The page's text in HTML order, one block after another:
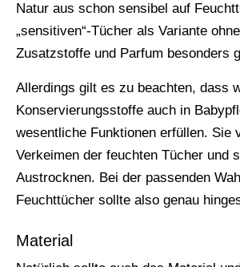
Natur aus schon sensibel auf
„sensitiven“-Tücher als Variante
Zusatzstoffe und Parfum besonders
Allerdings gilt es zu beachten, dass
Konservierungsstoffe auch in
wesentliche Funktionen erfüllen. Sie
Verkeimen der feuchten Tücher und
Austrocknen. Bei der passenden
Feuchttücher sollte also genau
Material